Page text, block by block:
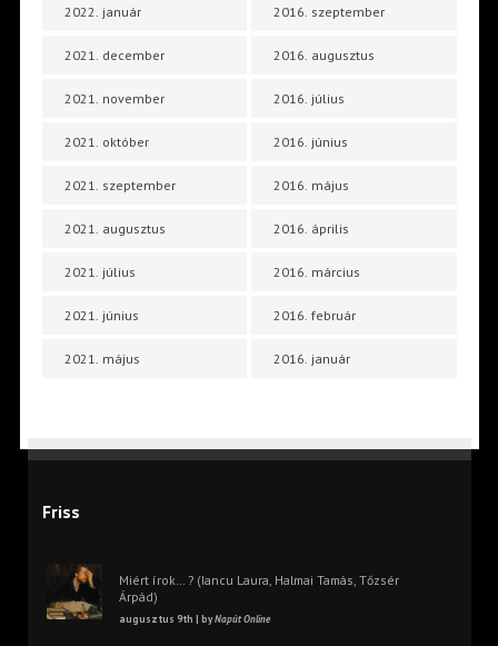
2022. január
2021. december
2021. november
2021. október
2021. szeptember
2021. augusztus
2021. július
2021. június
2021. május
2016. szeptember
2016. augusztus
2016. július
2016. június
2016. május
2016. április
2016. március
2016. február
2016. január
Friss
Miért írok… ? (Iancu Laura, Halmai Tamás, Tőzsér
Árpád)
augusztus 9th | byNapút Online